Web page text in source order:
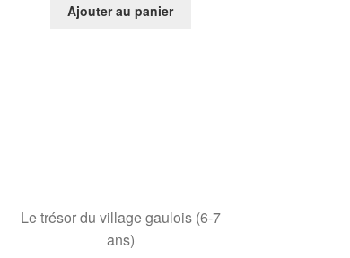
Ajouter au panier
Le trésor du village gaulois (6-7
ans)